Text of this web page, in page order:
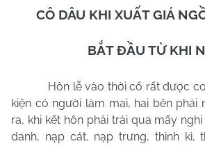
CÔ DÂU KHI XUẤT GIÁ
BẮT ĐẦU TỪ KHI
Hôn lễ vào thời cổ rất được
kiện có người làm mai, hai bên phải
ra, khi kết hôn phải trải qua mấy
danh, nạp cát, nạp trưng, thỉnh kì,